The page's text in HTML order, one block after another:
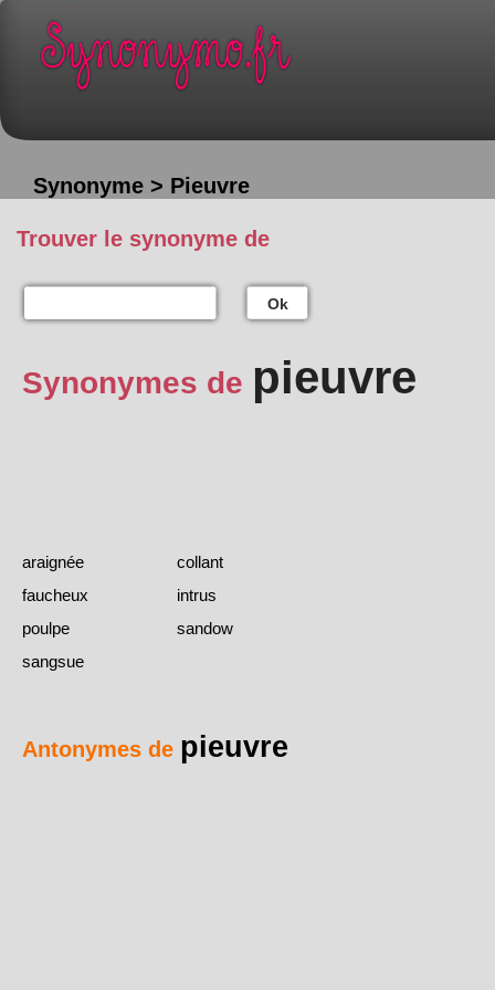
Synonyme > Pieuvre
Trouver le synonyme de
Ok
Synonymes de pieuvre
araignée
collant
faucheux
intrus
poulpe
sandow
sangsue
Antonymes de pieuvre